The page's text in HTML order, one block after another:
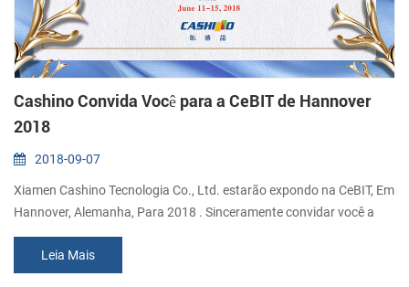
Cashino Convida Você para a CeBIT de Hannover
2018
2018-09-07
Xiamen Cashino Tecnologia Co., Ltd. estarão expondo na CeBIT, Em
Hannover, Alemanha, Para 2018 . Sinceramente convidar você a
visitar nosso estande. Número do estande: D78-5 Data: De 11 A 15
De Junho De, De 2018 Endereço: Centro De Exposições De
Hannover, Messegelande 30521 Hannover, Na Alemanha
Leia Mais